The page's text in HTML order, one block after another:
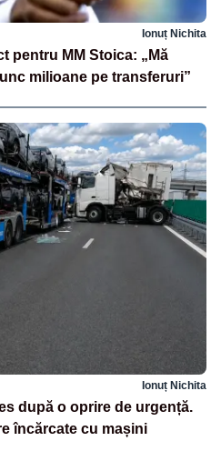
Ionuț Nichita
pentru MM Stoica: „Mă
milioane pe transferuri”
Ionuț Nichita
după o oprire de urgență.
încărcate cu mașini